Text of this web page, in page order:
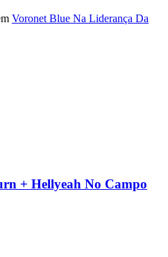
Voronet Blue Na Liderança Da
+ Hellyeah No Campo